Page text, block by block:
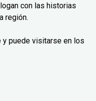
con las historias
región.
puede visitarse en los